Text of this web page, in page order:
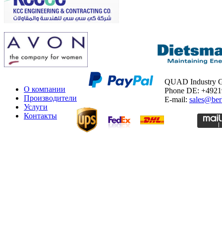
О компании
Производители
Услуги
Контакты
QUAD Industry
Phone DE:
E-mail: